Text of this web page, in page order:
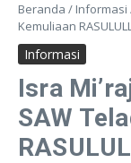
Beranda / Informasi
Kemuliaan
Informasi
Isra
SAW